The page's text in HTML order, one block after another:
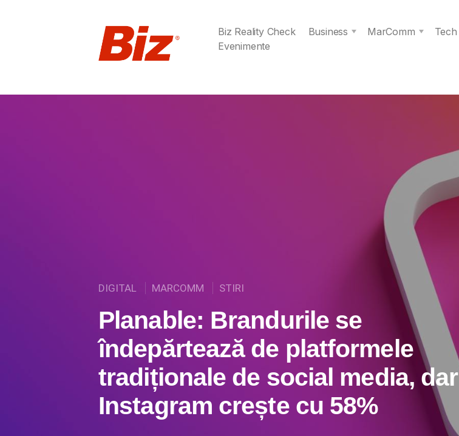
Biz Reality Check Business MarComm Tech
Evenimente
DIGITAL MARCOMM STIRI
Planable: Brandurile se
îndepărtează de platformele
tradiționale de social media, dar
Instagram crește cu 58%